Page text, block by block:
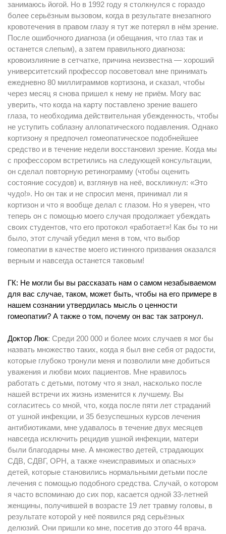
занимаюсь йогой. Но в 1992 году я столкнулся с гораздо
более серьёзным вызовом, когда в результате внезапного
кровотечения в правом глазу я тут же потерял в нём зрение.
После ошибочного диагноза (и обещания, что глаз так и
останется слепым), а затем правильного диагноза:
кровоизлияние в сетчатке, причина неизвестна — хороший
университетский профессор посоветовал мне принимать
ежедневно 80 миллиграммов кортизона, и сказал, чтобы
через месяц я снова пришел к нему не приём. Могу вас
уверить, что когда на карту поставлено зрение вашего
глаза, то необходима действительная убежденность, чтобы
не уступить соблазну аллопатического подавления. Однако
кортизону я предпочел гомеопатическое подобнейшее
средство и в течение недели восстановил зрение. Когда мы
с профессором встретились на следующей консультации,
он сделал повторную ретинограмму (чтобы оценить
состояние сосудов) и, взглянув на неё, воскликнул: «Это
чудо!». Но он так и не спросил меня, принимал ли я
кортизон и что я вообще делал с глазом. Но я уверен, что
теперь он с помощью моего случая продолжает убеждать
своих студентов, что его протокол «работает»! Как бы то ни
было, этот случай убедил меня в том, что выбор
гомеопатии в качестве моего истинного призвания оказался
верным и навсегда останется таковым!
ГК: Не могли бы вы рассказать нам о самом незабываемом
для вас случае, таком, может быть, чтобы на его примере в
нашем сознании утвердилась мысль о ценности
гомеопатии? А также о том, почему он вас так затронул.
Доктор Люк: Среди 200 000 и более моих случаев я мог бы
назвать множество таких, когда я был вне себя от радости,
которые глубоко тронули меня и позволили мне добиться
уважения и любви моих пациентов. Мне нравилось
работать с детьми, потому что я знал, насколько после
нашей встречи их жизнь изменится к лучшему. Вы
согласитесь со мной, что, когда после пяти лет страданий
от ушной инфекции, и 35 безуспешных курсов лечения
антибиотиками, мне удавалось в течение двух месяцев
навсегда исключить рецидив ушной инфекции, матери
были благодарны мне. А множество детей, страдающих
СДВ, СДВГ, ОРН, а также «неисправимых и опасных»
детей, которые становились нормальными детьми после
лечения с помощью подобного средства. Случай, о котором
я часто вспоминаю до сих пор, касается одной 33-летней
женщины, получившей в возрасте 19 лет травму головы, в
результате которой у неё появился ряд серьёзных
делюзий. Они пришли ко мне, посетив до этого 44 врача.